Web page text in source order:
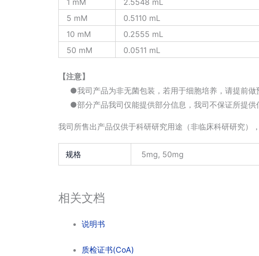
1 mM 2.5548 mL
5 mM
0.5110 mL
10 mM
0.2555 mL
50 mM
0.0511 mL
【注意】
●我司产品为非无菌包装，若用于细胞培养，请提前做
●部分产品我司仅能提供部分信息，我司不保证所提供
我司所售出产品仅供于科研研究用途（非临床科研研究）
规格 5mg, 50mg
相关文档
说明书
质检证书(CoA)